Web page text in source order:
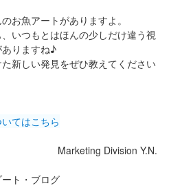
お魚アートがありますよ。
いつもとはほんの少しだけ違う視
りますね♪
新しい発見をぜひ教えてください
てはこちら
Marketing Division Y.N.
ート・ブログ